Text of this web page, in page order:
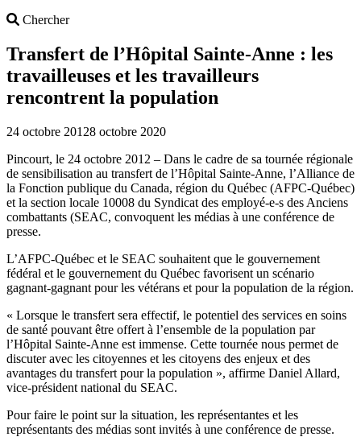
ChercherSearch
Transfert de l’Hôpital Sainte-Anne : les
travailleuses et les travailleurs
rencontrent la population
24 octobre 20128 octobre 2020
Pincourt, le 24 octobre 2012 – Dans le cadre de sa tournée régionale
de sensibilisation au transfert de l’Hôpital Sainte-Anne, l’Alliance de
la Fonction publique du Canada, région du Québec (AFPC-Québec)
et la section locale 10008 du Syndicat des employé-e-s des Anciens
combattants (SEAC, convoquent les médias à une conférence de
presse.
L’AFPC-Québec et le SEAC souhaitent que le gouvernement
fédéral et le gouvernement du Québec favorisent un scénario
gagnant-gagnant pour les vétérans et pour la population de la région.
« Lorsque le transfert sera effectif, le potentiel des services en soins
de santé pouvant être offert à l’ensemble de la population par
l’Hôpital Sainte-Anne est immense. Cette tournée nous permet de
discuter avec les citoyennes et les citoyens des enjeux et des
avantages du transfert pour la population », affirme Daniel Allard,
vice-président national du SEAC.
Pour faire le point sur la situation, les représentantes et les
représentants des médias sont invités à une conférence de presse.